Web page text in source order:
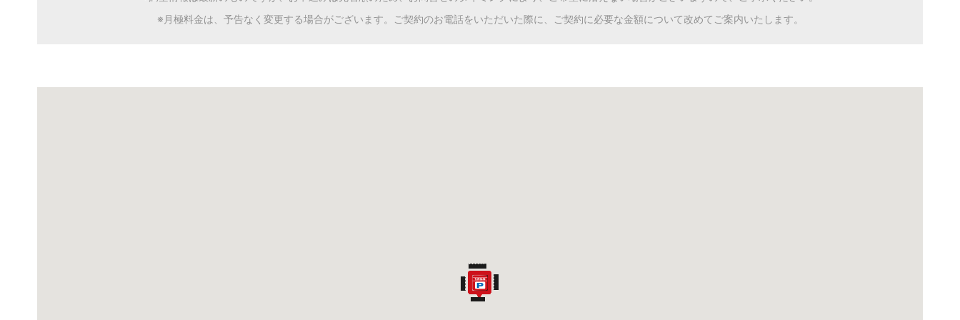
※月極料金は、予告なく変更する場合がございます。ご契約のお電話をいただいた際に、ご契約に必要な金額について改めてご案内いたします。